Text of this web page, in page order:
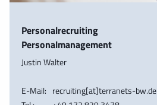
Personalrecruiting
Personalmanagement
Justin Walter
E-Mail: recruiting[at]terranets-bw.de